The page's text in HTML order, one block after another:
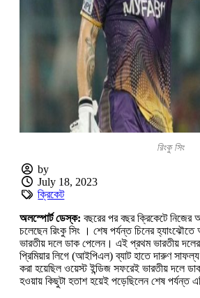
রিংকু সিং
by
July 18, 2023
ক্রিকেট
অলস্পোর্ট ডেস্ক: বছরের পর বছর ক্রিকেটে নিজের
চলেছেন রিংকু সিং । শেষ পর্যন্ত চিনের
ভারতীয় দলে ডাক পেলেন। এই প্রথম ভারতীয় দলের
প্রিমিয়ার লিগে (আইপিএল) ব্যাট হাতে দারুণ
করা হয়েছিল ওয়েস্ট ইন্ডিজ সফরেই ভারতীয় দলে
হওয়ায় কিছুটা হতাশ হয়েই পড়েছিলেন শেষ পর্যন্ত